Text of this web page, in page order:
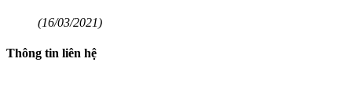
(16/03/2021)
Thông tin liên hệ